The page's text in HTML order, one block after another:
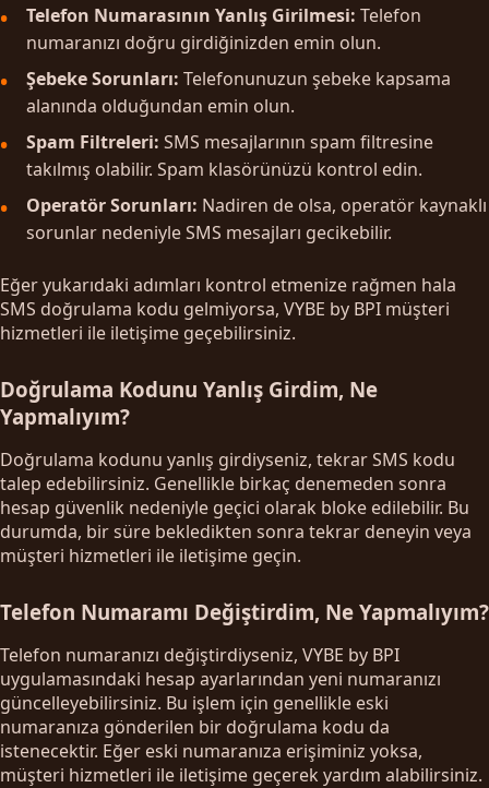
Telefon Numarasının Yanlış Girilmesi: Telefon
numaranızı doğru girdiğinizden emin olun.
Şebeke Sorunları: Telefonunuzun şebeke kapsama
alanında olduğundan emin olun.
Spam Filtreleri: SMS mesajlarının spam filtresine
takılmış olabilir. Spam klasörünüzü kontrol edin.
Operatör Sorunları: Nadiren de olsa, operatör kaynaklı
sorunlar nedeniyle SMS mesajları gecikebilir.
Eğer yukarıdaki adımları kontrol etmenize rağmen hala
SMS doğrulama kodu gelmiyorsa, VYBE by BPI müşteri
hizmetleri ile iletişime geçebilirsiniz.
Doğrulama Kodunu Yanlış Girdim, Ne
Yapmalıyım?
Doğrulama kodunu yanlış girdiyseniz, tekrar SMS kodu
talep edebilirsiniz. Genellikle birkaç denemeden sonra
hesap güvenlik nedeniyle geçici olarak bloke edilebilir. Bu
durumda, bir süre bekledikten sonra tekrar deneyin veya
müşteri hizmetleri ile iletişime geçin.
Telefon Numaramı Değiştirdim, Ne Yapmalıyım?
Telefon numaranızı değiştirdiyseniz, VYBE by BPI
uygulamasındaki hesap ayarlarından yeni numaranızı
güncelleyebilirsiniz. Bu işlem için genellikle eski
numaranıza gönderilen bir doğrulama kodu da
istenecektir. Eğer eski numaranıza erişiminiz yoksa,
müşteri hizmetleri ile iletişime geçerek yardım alabilirsiniz.